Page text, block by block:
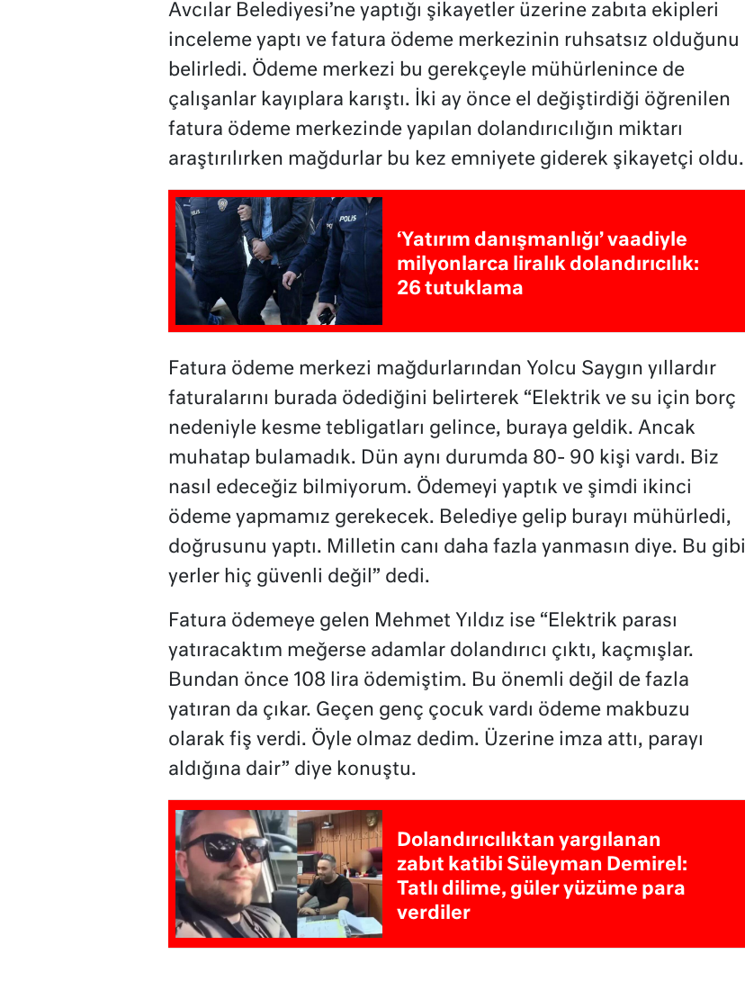
Avcılar Belediyesi’ne yaptığı şikayetler üzerine zabıta ekipleri
inceleme yaptı ve fatura ödeme merkezinin ruhsatsız olduğunu
belirledi. Ödeme merkezi bu gerekçeyle mühürlenince de
çalışanlar kayıplara karıştı. İki ay önce el değiştirdiği öğrenilen
fatura ödeme merkezinde yapılan dolandırıcılığın miktarı
araştırılırken mağdurlar bu kez emniyete giderek şikayetçi oldu.
‘Yatırım danışmanlığı’ vaadiyle
milyonlarca liralık dolandırıcılık:
26 tutuklama
Fatura ödeme merkezi mağdurlarından Yolcu Saygın yıllardır
faturalarını burada ödediğini belirterek “Elektrik ve su için borç
nedeniyle kesme tebligatları gelince, buraya geldik. Ancak
muhatap bulamadık. Dün aynı durumda 80- 90 kişi vardı. Biz
nasıl edeceğiz bilmiyorum. Ödemeyi yaptık ve şimdi ikinci
ödeme yapmamız gerekecek. Belediye gelip burayı mühürledi,
doğrusunu yaptı. Milletin canı daha fazla yanmasın diye. Bu gibi
yerler hiç güvenli değil” dedi.
Fatura ödemeye gelen Mehmet Yıldız ise “Elektrik parası
yatıracaktım meğerse adamlar dolandırıcı çıktı, kaçmışlar.
Bundan önce 108 lira ödemiştim. Bu önemli değil de fazla
yatıran da çıkar. Geçen genç çocuk vardı ödeme makbuzu
olarak fiş verdi. Öyle olmaz dedim. Üzerine imza attı, parayı
aldığına dair” diye konuştu.
Dolandırıcılıktan yargılanan
zabıt katibi Süleyman Demirel:
Tatlı dilime, güler yüzüme para
verdiler